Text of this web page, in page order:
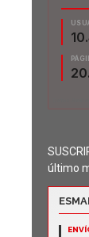
último